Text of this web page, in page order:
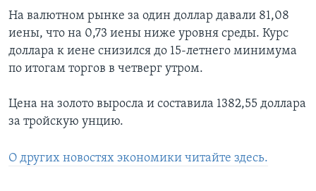
На валютном рынке за один доллар давали 81,08
иены, что на 0,73 иены ниже уровня среды. Курс
доллара к иене снизился до 15-летнего минимума
по итогам торгов в четверг утром.
Цена на золото выросла и составила 1382,55 доллара
за тройскую унцию.
О других новостях экономики читайте здесь.